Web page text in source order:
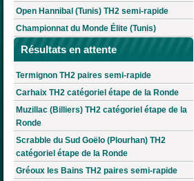
Open Hannibal (Tunis) TH2 semi-rapide
Championnat du Monde Élite (Tunis)
Résultats en attente
Termignon TH2 paires semi-rapide
Carhaix TH2 catégoriel étape de la Ronde
Muzillac (Billiers) TH2 catégoriel étape de la
Ronde
Scrabble du Sud Goëlo (Plourhan) TH2
catégoriel étape de la Ronde
Gréoux les Bains TH2 paires semi-rapide